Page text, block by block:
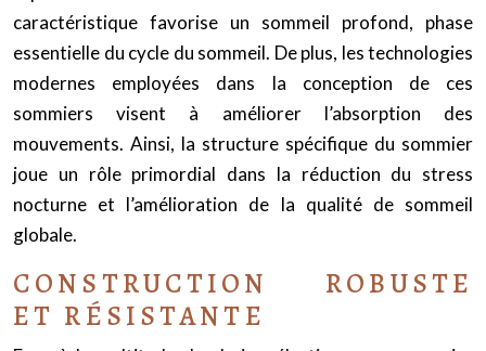
caractéristique favorise un sommeil profond, phase
essentielle du cycle du sommeil. De plus, les technologies
modernes employées dans la conception de ces
sommiers visent à améliorer l’absorption des
mouvements. Ainsi, la structure spécifique du sommier
joue un rôle primordial dans la réduction du stress
nocturne et l’amélioration de la qualité de sommeil
globale.
CONSTRUCTION ROBUSTE
ET RÉSISTANTE